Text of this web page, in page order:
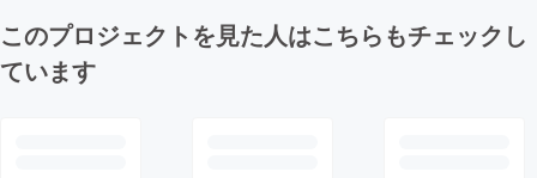
このプロジェクトを見た人はこちらもチェックし
ています